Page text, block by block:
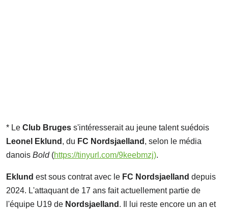
* Le Club Bruges s'intéresserait au jeune talent suédois
Leonel Eklund , du FC Nordsjaelland , selon le média
danois Bold(https://tinyurl.com/9keebmzj).
Eklund est sous contrat avec le FC Nordsjaelland depuis
2024. L'attaquant de 17 ans fait actuellement partie de
l'équipe U19 de Nordsjaelland . Il lui reste encore un an et